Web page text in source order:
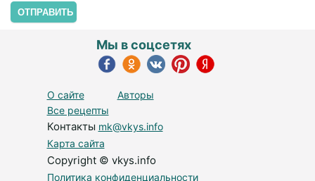
ОТПРАВИТЬ
О сайте
Авторы
Все рецепты
Контакты mk@vkys.info
Карта сайта
Copyright © vkys.info
Политика конфиденциальности
Мы в соцсетях